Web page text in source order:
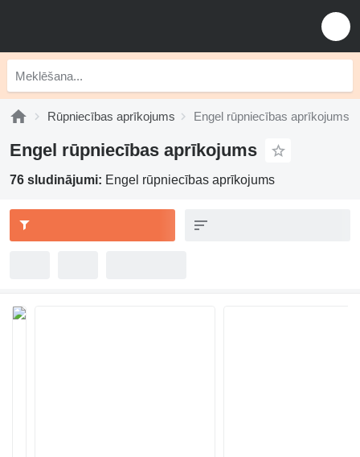
Rūpniecības aprīkojums Engel rūpniecības aprīkojums
Engel rūpniecības aprīkojums
76 sludinājumi: Engel rūpniecības aprīkojums